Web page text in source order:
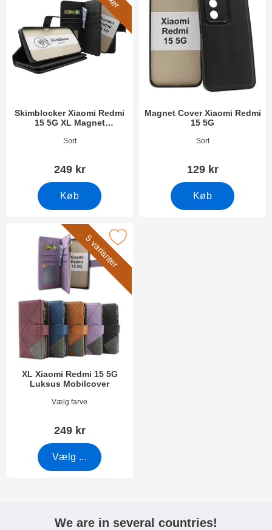
Skimblocker Xiaomi Redmi
15 5G XL Magnet
Varenr 54667Sort
249 kr
Køb
Magnet Cover Xiaomi Redmi
15 5G
Varenr 54668Sort
129 kr
Køb
5 varianter
XL Xiaomi Redmi 15 5G
Luksus Mobilcover
Varenr 54669Vælg farve
249 kr
Vælg ...
xL Xiaomi Redmi 15 5G Luksus Mobilcover som favorit
We are in several countries!